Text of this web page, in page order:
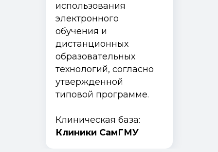
использования
электронного
обучения и
дистанционных
образовательных
технологий, согласно
утвержденной
типовой программе.
Клиническая база:
Клиники СамГМУ